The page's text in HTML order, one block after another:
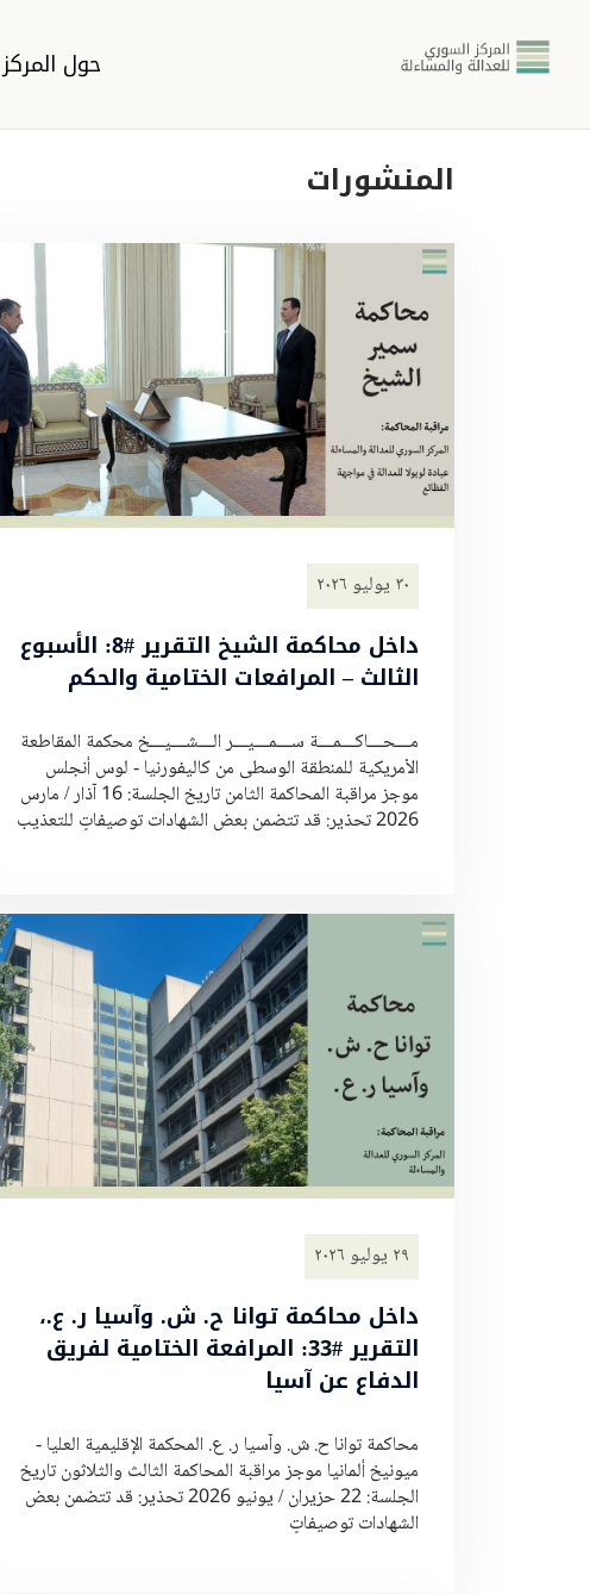
حول المركز
المنشورات
٣٠ يوليو ٢٠٢٦
داخل محاكمة الشيخ التقرير #8: الأسبوع
الثالث – المرافعات الختامية والحكم
مـــحـــاكـــمـــة ســـمـــيـــر الـــشـــيـــخ محكمة المقاطعة
الأمريكية للمنطقة الوسطى من كاليفورنيا - لوس أنجلس
موجز مراقبة المحاكمة الثامن تاريخ الجلسة: 16 آذار / مارس
2026 تحذير: قد تتضمن بعض الشهادات توصيفاتٍ للتعذيب
٢٩ يوليو ٢٠٢٦
داخل محاكمة توانا ح. ش. وآسيا ر. ع.،
التقرير #33: المرافعة الختامية لفريق
الدفاع عن آسيا
محاكمة توانا ح. ش. وآسيا ر. ع. المحكمة الإقليمية العليا -
ميونيخ ألمانيا موجز مراقبة المحاكمة الثالث والثلاثون تاريخ
الجلسة: 22 حزيران / يونيو 2026 تحذير: قد تتضمن بعض
الشهادات توصيفاتٍ